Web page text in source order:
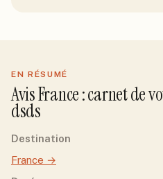
EN RÉSUMÉ
AvisFrance: carnet de
dsds
Destination
France →